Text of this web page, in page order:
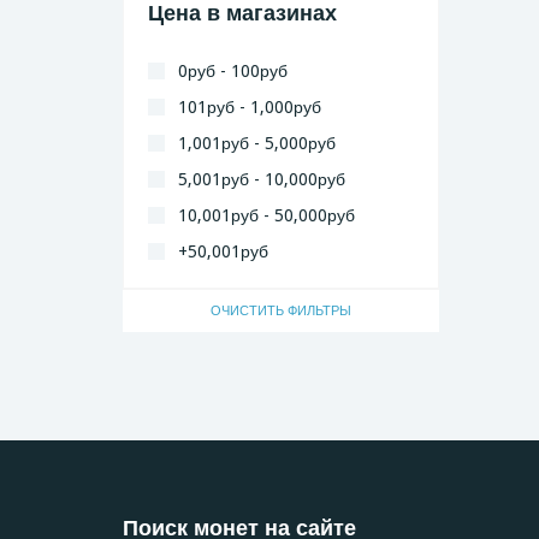
Цена в магазинах
0руб - 100руб
101руб - 1,000руб
1,001руб - 5,000руб
5,001руб - 10,000руб
10,001руб - 50,000руб
+50,001руб
ОЧИСТИТЬ ФИЛЬТРЫ
Поиск монет на сайте